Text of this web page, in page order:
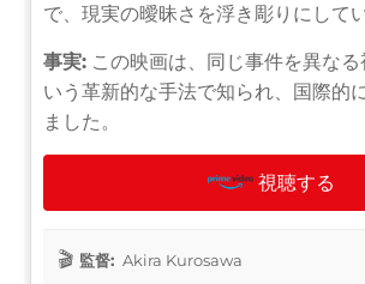
で、現実の曖昧さを浮き彫りにして
事実: この映画は、同じ事件を異な
いう革新的な手法で知られ、国際的
ました。
視聴する
監督: Akira Kurosawa